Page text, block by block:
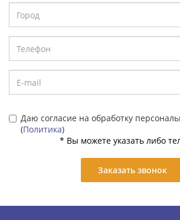
Даю согласие на обработку
(Политика)
* Вы можете указать либо
Заказать звонок